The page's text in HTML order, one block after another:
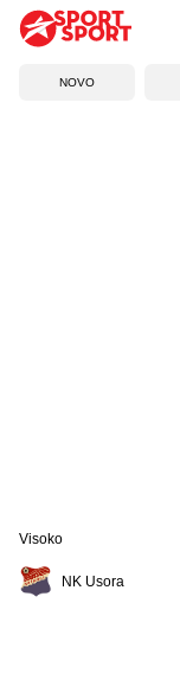
NOVO
Visoko
NK Usora